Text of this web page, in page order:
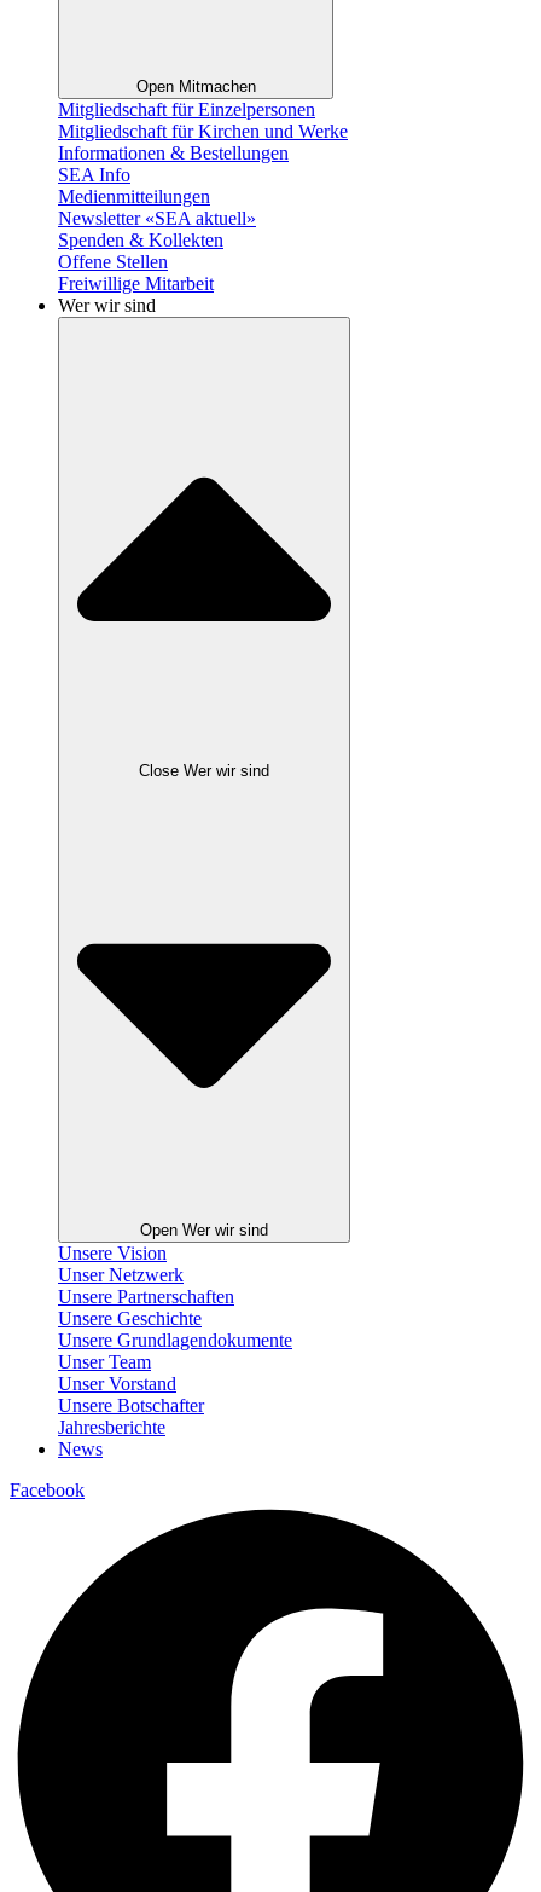
Open Mitmachen
Mitgliedschaft für Einzelpersonen
Mitgliedschaft für Kirchen und Werke
Informationen & Bestellungen
SEA Info
Medienmitteilungen
Newsletter «SEA aktuell»
Spenden & Kollekten
Offene Stellen
Freiwillige Mitarbeit
Wer wir sind
Close Wer wir sind
Open Wer wir sind
Unsere Vision
Unser Netzwerk
Unsere Partnerschaften
Unsere Geschichte
Unsere Grundlagendokumente
Unser Team
Unser Vorstand
Unsere Botschafter
Jahresberichte
News
Facebook